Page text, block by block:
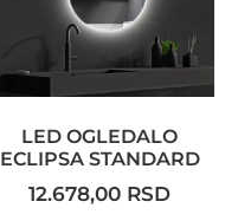
LED OGLEDALO
ECLIPSA STANDARD
12.678,00 RSD